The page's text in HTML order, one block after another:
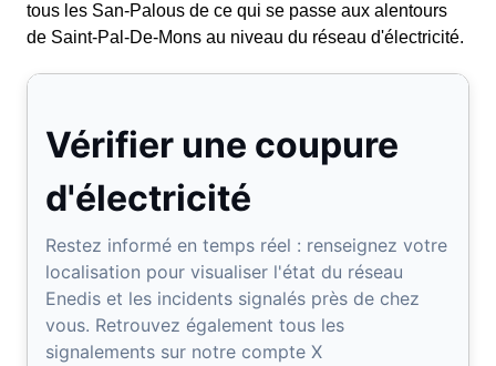
tous les San-Palous de ce qui se passe aux alentours
de Saint-Pal-De-Mons au niveau du réseau d'électricité.